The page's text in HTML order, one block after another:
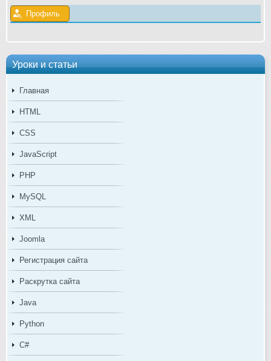
Уроки и статьи
Главная
HTML
CSS
JavaScript
PHP
MySQL
XML
Joomla
Регистрация сайта
Раскрутка сайта
Java
Python
C#
Профиль